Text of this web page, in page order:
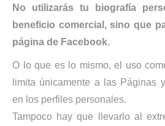
No utilizarás tu biografía
beneficio comercial, sino que
página de Facebook.
O lo que es lo mismo, el uso
limita únicamente a las Páginas
en los perfiles personales.
Tampoco hay que llevarlo al